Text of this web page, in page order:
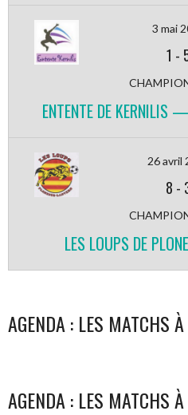
3 mai
1 -
ENTENTE DE KERNILIS
26 avril
8 -
LES LOUPS DE
AGENDA : LES MATCHS
AGENDA : LES MATCHS